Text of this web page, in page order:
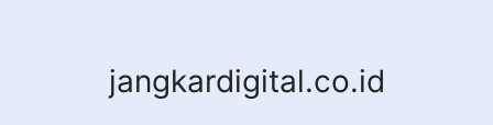
jangkardigital.co.id